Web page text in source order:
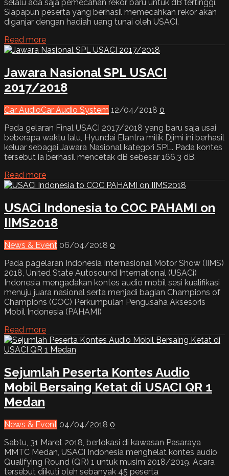
selalu ada saja pemecahan rekor baru untuk dB tertinggi.
Siapapun peserta yang berhasil memecahkan rekor akan
diganjar dengan hadiah uang tunai oleh USACI.
Read more
Jawara Nasional SPL USACI
2017/2018
Car AudioCar Audio System 12/04/2018 0
Pada gelaran Final USACI 2017/2018 yang baru saja usai
beberapa waktu lalu, Hyundai Elantra milik Djimi ini berhasil
keluar sebagai Jawara Nasional kategori SPL. Pada kontes
tersebut ia berhasil mencetak dB sebesar 166,3 dB.
Read more
USACi Indonesia to COC PAHAMI on
IIMS2018
News & Event 06/04/2018 0
Pada pagelaran Indonesia Internasional Motor Show (IIMS)
2018, United State Autosound International (USACi)
Indonesia mengadakan kontes audio mobil sesi kualifikasi
menuju juara nasional serta menjadi bagian Champions of
Champions (COC) Perkumpulan Pengusaha Aksesoris
Mobil Indonesia (PAHAMI)
Read more
Sejumlah Peserta Kontes Audio
Mobil Bersaing Ketat di USACI QR 1
Medan
News & Event 04/04/2018 0
Sabtu, 31 Maret 2018, berlokasi di kawasan Pasaraya
MMTC Medan, USACI Indonesia menghelat kontes audio
Qualifying Round (QR) 1 untuk musim 2018/2019. Acara
tersebut diikuti oleh sebanyak 45 peserta